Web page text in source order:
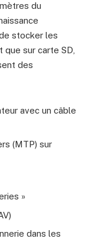
du
stocker les
sur carte SD,
des
avec un câble
(MTP) sur
»
dans les